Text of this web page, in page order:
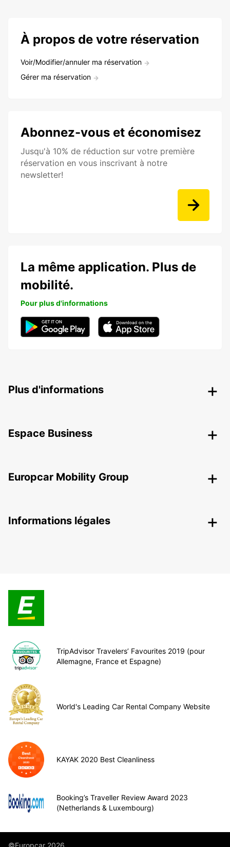
À propos de votre réservation
Voir/Modifier/annuler ma réservation
Gérer ma réservation
Abonnez-vous et économisez
Jusqu'à 10% de réduction sur votre première
réservation en vous inscrivant à notre
newsletter!
La même application. Plus de
mobilité.
Pour plus d'informations
Plus d'informations
Espace Business
Europcar Mobility Group
Informations légales
TripAdvisor Travelers’ Favourites 2019 (pour
Allemagne, France et Espagne)
World's Leading Car Rental Company Website
KAYAK 2020 Best Cleanliness
Booking’s Traveller Review Award 2023
(Netherlands & Luxembourg)
©Europcar 2026